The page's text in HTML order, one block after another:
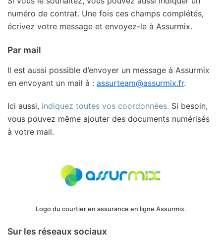
numéro de contrat. Une fois ces champs complétés,
écrivez votre message et envoyez-le à Assurmix.
Par mail
Il est aussi possible d’envoyer un message à Assurmix
en envoyant un mail à : assurteam@assurmix.fr.
Ici aussi, indiquez toutes vos coordonnées. Si besoin,
vous pouvez même ajouter des documents numérisés
à votre mail.
Logo du courtier en assurance en ligne Assurmix.
Sur les réseaux sociaux